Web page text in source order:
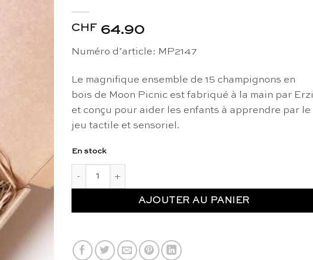
CHF 64.90
Numéro d’article: MP2147
Le magnifique ensemble de 15 champignons en
bois de Moon Picnic est fabriqué à la main par Erzi
et conçu pour aider les enfants à apprendre par le
jeu tactile et sensoriel.
En stock
AJOUTER AU PANIER